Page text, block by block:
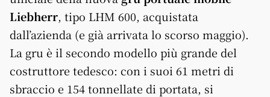
Liebherr, tipo LHM 600, acquistata
dall’azienda (e già arrivata lo scorso maggio).
La gru è il secondo modello più grande del
costruttore tedesco: con i suoi 61 metri di
sbraccio e 154 tonnellate di portata, si